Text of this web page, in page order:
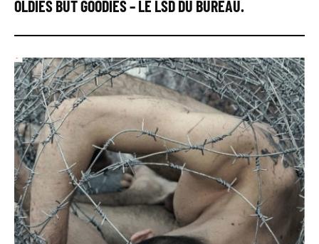
OLDIES BUT GOODIES – LE LSD DU BUREAU.